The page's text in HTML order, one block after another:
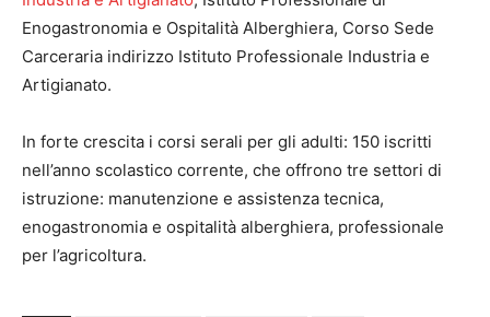
Enogastronomia e Ospitalità Alberghiera, Corso Sede
Carceraria indirizzo Istituto Professionale Industria e
Artigianato.
In forte crescita i corsi serali per gli adulti: 150 iscritti
nell’anno scolastico corrente, che offrono tre settori di
istruzione: manutenzione e assistenza tecnica,
enogastronomia e ospitalità alberghiera, professionale
per l’agricoltura.